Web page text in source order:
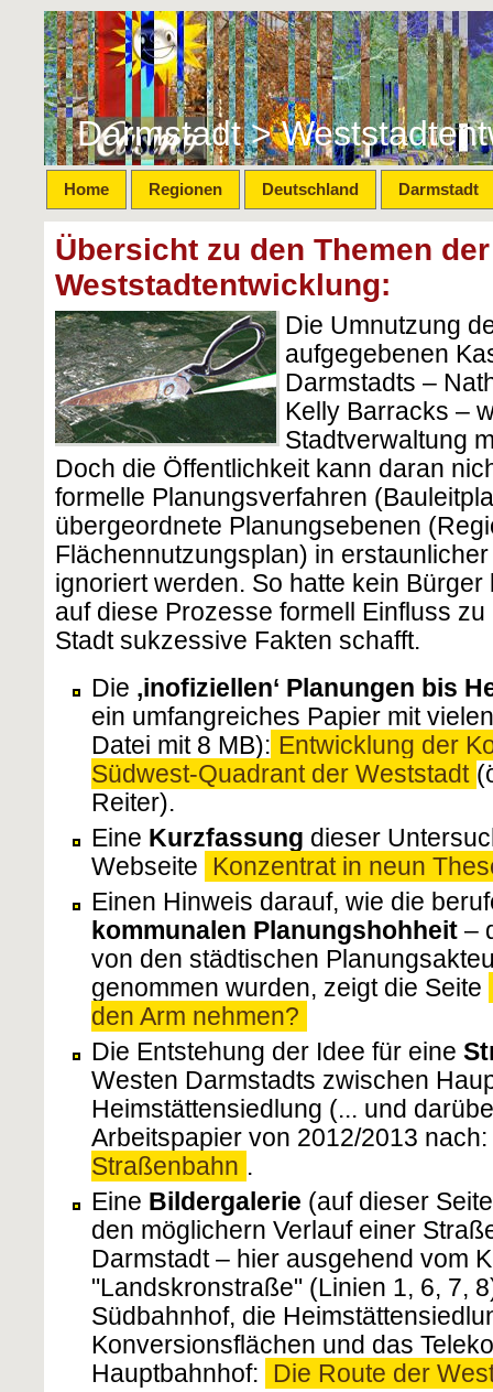
Darmstadt >
Home Regionen Deutschland Darmstadt
Übersicht zu den Themen der
Weststadtentwicklung:
Die Umnutzung
aufgegebenen
Darmstadts –
Kelly Barracks –
Stadtverwaltung
Doch die Öffentlichkeit kann daran
formelle Planungsverfahren
übergeordnete Planungsebenen
Flächennutzungsplan) in
ignoriert werden. So hatte kein
auf diese Prozesse formell Einfluss
Stadt sukzessive Fakten schafft.
Die ‚inofiziellen‘ Planungen bis
ein umfangreiches Papier mit
Datei mit 8 MB): Entwicklung der
Südwest-Quadrant der Weststadt
Reiter).
Eine Kurzfassung dieser
Webseite
Konzentrat in neun
Einen Hinweis darauf, wie die
kommunalen Planungshohheit –
von den städtischen
genommen wurden, zeigt die Seite
den Arm nehmen?
Die Entstehung der Idee für eine
Westen Darmstadts zwischen
Heimstättensiedlung (... und
Arbeitspapier von 2012/2013 nach:
Straßenbahn .
Eine Bildergalerie (auf dieser
den möglichern Verlauf einer
Darmstadt – hier ausgehend vom
"Landskronstraße" (Linien 1, 6, 7,
Südbahnhof, die
Konversionsflächen und das
Hauptbahnhof:
Die Route der